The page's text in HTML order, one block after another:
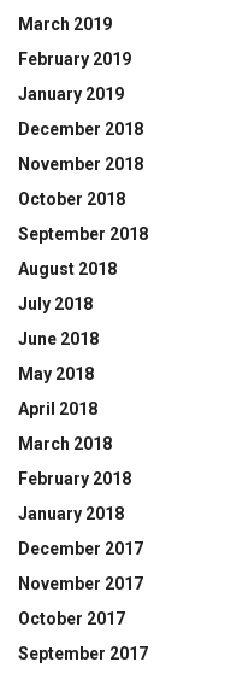
March 2019
February 2019
January 2019
December 2018
November 2018
October 2018
September 2018
August 2018
July 2018
June 2018
May 2018
April 2018
March 2018
February 2018
January 2018
December 2017
November 2017
October 2017
September 2017